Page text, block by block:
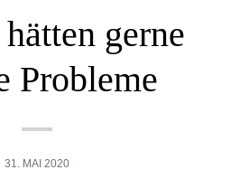
gerne
Probleme
31. MAI 2020